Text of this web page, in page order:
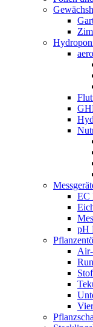
EC
pH